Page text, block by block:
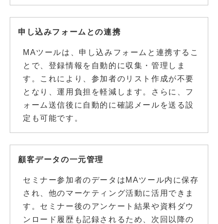
申し込みフォームとの連携
MAツールは、申し込みフォームと連携するこ
とで、登録情報を自動的に収集・管理しま
す。これにより、参加者のリスト作成が不要
となり、運用負担を軽減します。さらに、フ
ォーム送信後に自動的に確認メールを送る設
定も可能です。
顧客データの一元管理
セミナー参加者のデータはMAツール内に保存
され、他のマーケティング活動に活用できま
す。セミナー後のアンケート結果や資料ダウ
ンロード履歴も記録されるため、次回以降の